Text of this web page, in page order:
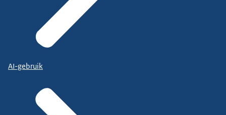
AI-gebruik